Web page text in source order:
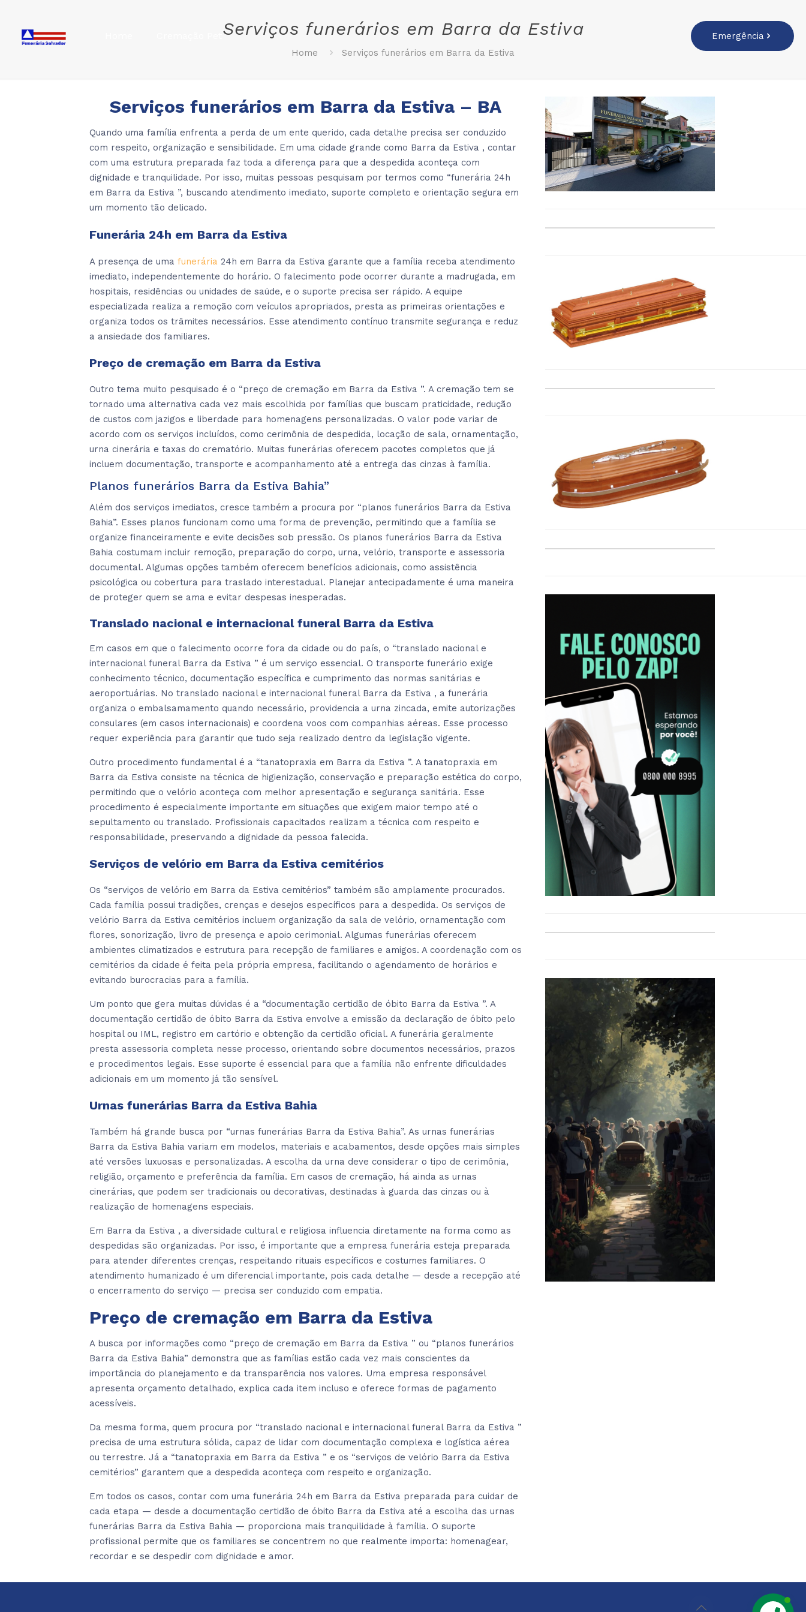
Emergência
Serviços funerários em Barra da Estiva
Home Serviços funerários em Barra da Estiva
Serviços funerários em Barra da Estiva – BA
Quando uma família enfrenta a perda de um ente querido, cada detalhe precisa ser conduzido
com respeito, organização e sensibilidade. Em uma cidade grande como Barra da Estiva , contar
com uma estrutura preparada faz toda a diferença para que a despedida aconteça com
dignidade e tranquilidade. Por isso, muitas pessoas pesquisam por termos como “funerária 24h
em Barra da Estiva ”, buscando atendimento imediato, suporte completo e orientação segura em
um momento tão delicado.
Funerária 24h em Barra da Estiva
A presença de umafunerária 24h em Barra da Estiva garante que a família receba atendimento
imediato, independentemente do horário. O falecimento pode ocorrer durante a madrugada, em
hospitais, residências ou unidades de saúde, e o suporte precisa ser rápido. A equipe
especializada realiza a remoção com veículos apropriados, presta as primeiras orientações e
organiza todos os trâmites necessários. Esse atendimento contínuo transmite segurança e reduz
a ansiedade dos familiares.
Preço de cremação em Barra da Estiva
Outro tema muito pesquisado é o “preço de cremação em Barra da Estiva ”. A cremação tem se
tornado uma alternativa cada vez mais escolhida por famílias que buscam praticidade, redução
de custos com jazigos e liberdade para homenagens personalizadas. O valor pode variar de
acordo com os serviços incluídos, como cerimônia de despedida, locação de sala, ornamentação,
urna cinerária e taxas do crematório. Muitas funerárias oferecem pacotes completos que já
incluem documentação, transporte e acompanhamento até a entrega das cinzas à família.
Planos funerários Barra da Estiva Bahia”
Além dos serviços imediatos, cresce também a procura por “planos funerários Barra da Estiva
Bahia”. Esses planos funcionam como uma forma de prevenção, permitindo que a família se
organize financeiramente e evite decisões sob pressão. Os planos funerários Barra da Estiva
Bahia costumam incluir remoção, preparação do corpo, urna, velório, transporte e assessoria
documental. Algumas opções também oferecem benefícios adicionais, como assistência
psicológica ou cobertura para traslado interestadual. Planejar antecipadamente é uma maneira
de proteger quem se ama e evitar despesas inesperadas.
Translado nacional e internacional funeral Barra da Estiva
Em casos em que o falecimento ocorre fora da cidade ou do país, o “translado nacional e
internacional funeral Barra da Estiva ” é um serviço essencial. O transporte funerário exige
conhecimento técnico, documentação específica e cumprimento das normas sanitárias e
aeroportuárias. No translado nacional e internacional funeral Barra da Estiva , a funerária
organiza o embalsamamento quando necessário, providencia a urna zincada, emite autorizações
consulares (em casos internacionais) e coordena voos com companhias aéreas. Esse processo
requer experiência para garantir que tudo seja realizado dentro da legislação vigente.
Outro procedimento fundamental é a “tanatopraxia em Barra da Estiva ”. A tanatopraxia em
Barra da Estiva consiste na técnica de higienização, conservação e preparação estética do corpo,
permitindo que o velório aconteça com melhor apresentação e segurança sanitária. Esse
procedimento é especialmente importante em situações que exigem maior tempo até o
sepultamento ou translado. Profissionais capacitados realizam a técnica com respeito e
responsabilidade, preservando a dignidade da pessoa falecida.
Serviços de velório em Barra da Estiva cemitérios
Os “serviços de velório em Barra da Estiva cemitérios” também são amplamente procurados.
Cada família possui tradições, crenças e desejos específicos para a despedida. Os serviços de
velório Barra da Estiva cemitérios incluem organização da sala de velório, ornamentação com
flores, sonorização, livro de presença e apoio cerimonial. Algumas funerárias oferecem
ambientes climatizados e estrutura para recepção de familiares e amigos. A coordenação com os
cemitérios da cidade é feita pela própria empresa, facilitando o agendamento de horários e
evitando burocracias para a família.
Um ponto que gera muitas dúvidas é a “documentação certidão de óbito Barra da Estiva ”. A
documentação certidão de óbito Barra da Estiva envolve a emissão da declaração de óbito pelo
hospital ou IML, registro em cartório e obtenção da certidão oficial. A funerária geralmente
presta assessoria completa nesse processo, orientando sobre documentos necessários, prazos
e procedimentos legais. Esse suporte é essencial para que a família não enfrente dificuldades
adicionais em um momento já tão sensível.
Urnas funerárias Barra da Estiva Bahia
Também há grande busca por “urnas funerárias Barra da Estiva Bahia”. As urnas funerárias
Barra da Estiva Bahia variam em modelos, materiais e acabamentos, desde opções mais simples
até versões luxuosas e personalizadas. A escolha da urna deve considerar o tipo de cerimônia,
religião, orçamento e preferência da família. Em casos de cremação, há ainda as urnas
cinerárias, que podem ser tradicionais ou decorativas, destinadas à guarda das cinzas ou à
realização de homenagens especiais.
Em Barra da Estiva , a diversidade cultural e religiosa influencia diretamente na forma como as
despedidas são organizadas. Por isso, é importante que a empresa funerária esteja preparada
para atender diferentes crenças, respeitando rituais específicos e costumes familiares. O
atendimento humanizado é um diferencial importante, pois cada detalhe — desde a recepção até
o encerramento do serviço — precisa ser conduzido com empatia.
Preço de cremação em Barra da Estiva
A busca por informações como “preço de cremação em Barra da Estiva ” ou “planos funerários
Barra da Estiva Bahia” demonstra que as famílias estão cada vez mais conscientes da
importância do planejamento e da transparência nos valores. Uma empresa responsável
apresenta orçamento detalhado, explica cada item incluso e oferece formas de pagamento
acessíveis.
Da mesma forma, quem procura por “translado nacional e internacional funeral Barra da Estiva ”
precisa de uma estrutura sólida, capaz de lidar com documentação complexa e logística aérea
ou terrestre. Já a “tanatopraxia em Barra da Estiva ” e os “serviços de velório Barra da Estiva
cemitérios” garantem que a despedida aconteça com respeito e organização.
Em todos os casos, contar com uma funerária 24h em Barra da Estiva preparada para cuidar de
cada etapa — desde a documentação certidão de óbito Barra da Estiva até a escolha das urnas
funerárias Barra da Estiva Bahia — proporciona mais tranquilidade à família. O suporte
profissional permite que os familiares se concentrem no que realmente importa: homenagear,
recordar e se despedir com dignidade e amor.